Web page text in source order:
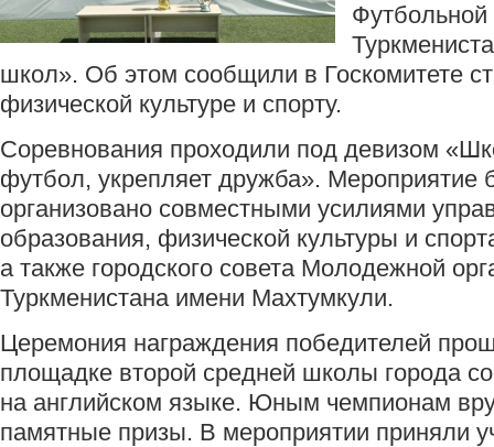
школ». Об этом сообщили в Госкомитете
физической культуре и спорту.
Соревнования проходили под девизом
футбол, укрепляет дружба». Мероприятие
организовано совместными усилиями
образования, физической культуры и
а также городского совета Молодежной
Туркменистана имени Махтумкули.
Церемония награждения победителей
площадке второй средней школы города
на английском языке. Юным чемпионам
памятные призы. В мероприятии приняли